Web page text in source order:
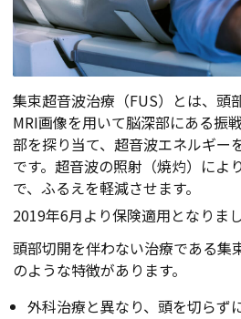
集束超音波治療（FUS）とは、頭
MRI画像を用いて脳深部にある振
部を探り当て、超音波エネルギー
です。超音波の照射（焼灼）によ
で、ふるえを軽減させます。
2019年6月より保険適用となりまし
頭部切開を伴わない治療である集
のような特徴があります。
外科治療と異なり、頭を切らず